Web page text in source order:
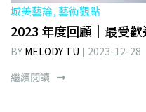
城美藝論, 藝術觀點
2023 年度回顧｜最受
BY MELODY TU
2023-12-28
繼續閱讀